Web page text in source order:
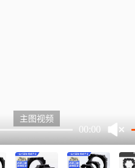
00:00
主图视频